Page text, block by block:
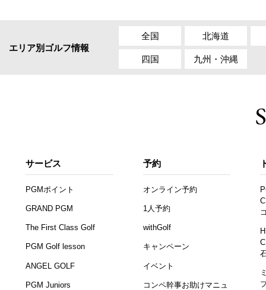
エリア別ゴルフ情報
全国 北海道
四国 九州・沖縄
サービス
PGMポイント
GRAND PGM
The First Class Golf
PGM Golf lesson
ANGEL GOLF
PGM Juniors
予約
オンライン予約
1人予約
withGolf
キャンペーン
イベント
コンペ幹事お助けマニュ